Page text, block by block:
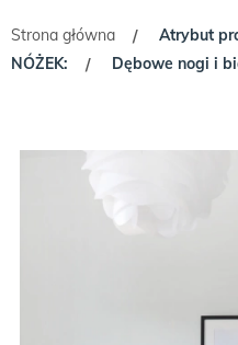
Strona główna /
Atrybut
NÓŻEK:
/ Dębowe nogi i